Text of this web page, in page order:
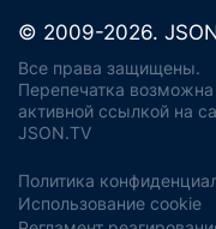
© 2009-2026.
Все права защищены.
Перепечатка возможна
активной ссылкой на
JSON.TV
Политика
Использование cookie